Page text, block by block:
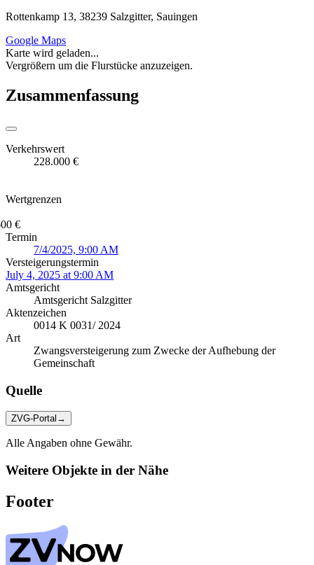
Rottenkamp 13, 38239 Salzgitter, Sauingen
Google Maps
Karte wird geladen...
Vergrößern um die Flurstücke anzuzeigen.
Zusammenfassung
Verkehrswert
228.000 €
Wertgrenzen
€
Termin
7/4/2025, 9:00 AM
Versteigerungstermin
July 4, 2025 at 9:00 AM
Amtsgericht
Amtsgericht Salzgitter
Aktenzeichen
0014 K 0031/ 2024
Art
Zwangsversteigerung zum Zwecke der Aufhebung der
Gemeinschaft
Quelle
ZVG-Portal →
Alle Angaben ohne Gewähr.
Weitere Objekte in der Nähe
Footer